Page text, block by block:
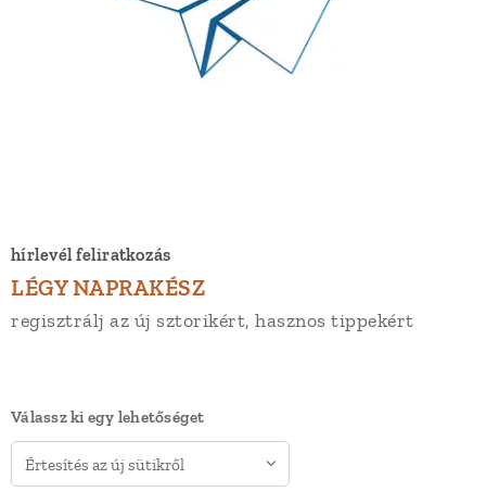
hírlevél feliratkozás
LÉGY NAPRAKÉSZ
regisztrálj az új sztorikért, hasznos tippekért
Válassz ki egy lehetőséget